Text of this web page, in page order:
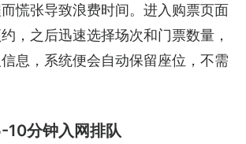
慌张导致浪费时间。进入购票页面
，之后迅速选择场次和门票数量，
息，系统便会自动保留座位，不需
10分钟入网排队